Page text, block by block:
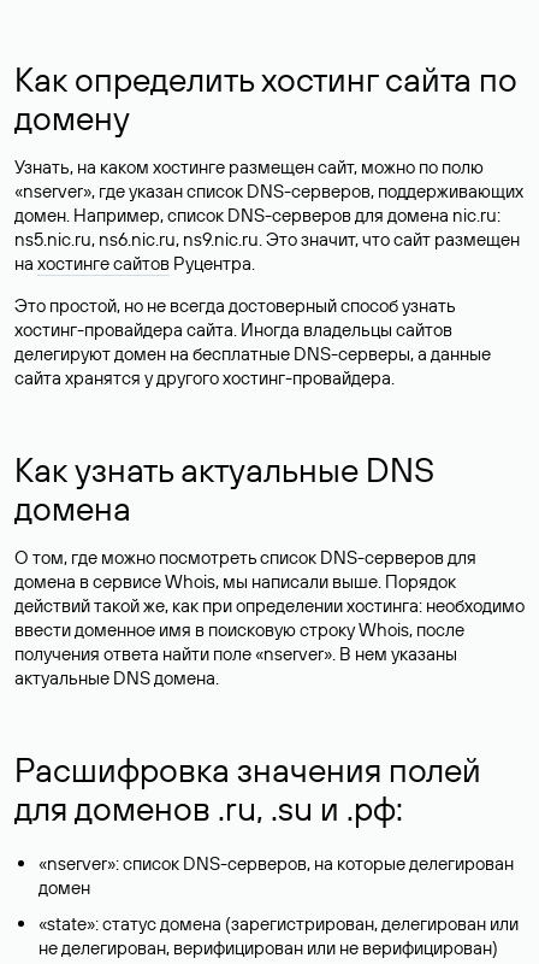
Как определить хостинг сайта по
домену
Узнать, на каком хостинге размещен сайт, можно по полю
«nserver», где указан список DNS-серверов, поддерживающих
домен. Например, список DNS-серверов для домена nic.ru:
ns5.nic.ru, ns6.nic.ru, ns9.nic.ru. Это значит, что сайт размещен
на хостинге сайтов Руцентра.
Это простой, но не всегда достоверный способ узнать
хостинг-провайдера сайта. Иногда владельцы сайтов
делегируют домен на бесплатные DNS-серверы, а данные
сайта хранятся у другого хостинг-провайдера.
Как узнать актуальные DNS
домена
О том, где можно посмотреть список DNS-серверов для
домена в сервисе Whois, мы написали выше. Порядок
действий такой же, как при определении хостинга: необходимо
ввести доменное имя в поисковую строку Whois, после
получения ответа найти поле «nserver». В нем указаны
актуальные DNS домена.
Расшифровка значения полей
для доменов .ru, .su и .рф:
«nserver»: список DNS-серверов, на которые делегирован
домен
«state»: статус домена (зарегистрирован, делегирован или
не делегирован, верифицирован или не верифицирован)